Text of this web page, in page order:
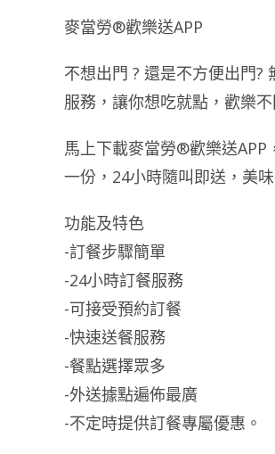
麥當勞®歡樂送APP
不想出門 ? 還是不方便出門?
服務，讓你想吃就點，歡樂
馬上下載麥當勞®歡樂送
一份，24小時隨叫即送，美
功能及特色
-訂餐步驟簡單
-24小時訂餐服務
-可接受預約訂餐
-快速送餐服務
-餐點選擇眾多
-外送據點遍佈最廣
-不定時提供訂餐專屬優惠。